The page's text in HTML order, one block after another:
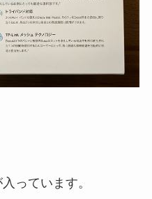
っています。